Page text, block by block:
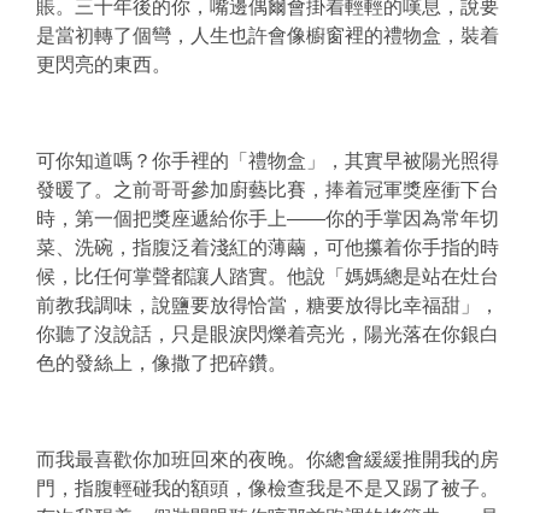
賬。三十年後的你，嘴邊偶爾會掛着輕輕的嘆息，說要
是當初轉了個彎，人生也許會像櫥窗裡的禮物盒，裝着
更閃亮的東西。
可你知道嗎？你手裡的「禮物盒」，其實早被陽光照得
發暖了。之前哥哥參加廚藝比賽，捧着冠軍獎座衝下台
時，第一個把獎座遞給你手上——你的手掌因為常年切
菜、洗碗，指腹泛着淺紅的薄繭，可他攥着你手指的時
候，比任何掌聲都讓人踏實。他說「媽媽總是站在灶台
前教我調味，說鹽要放得恰當，糖要放得比幸福甜」，
你聽了沒說話，只是眼淚閃爍着亮光，陽光落在你銀白
色的發絲上，像撒了把碎鑽。
而我最喜歡你加班回來的夜晚。你總會緩緩推開我的房
門，指腹輕碰我的額頭，像檢查我是不是又踢了被子。